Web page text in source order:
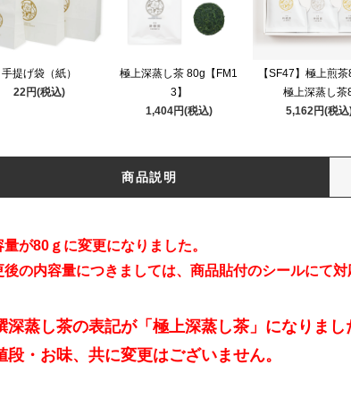
手提げ袋（紙）
22円(税込)
極上深蒸し茶 80g【FM1
3】
1,404円(税込)
【SF47】極上煎
極上深蒸し茶
5,162円(税込
商品説明
量が80ｇに変更になりました。
後の内容量につきましては、商品貼付のシールにて対
深蒸し茶の表記が「極上深蒸し茶」になりまし
段・お味、共に変更はございません。